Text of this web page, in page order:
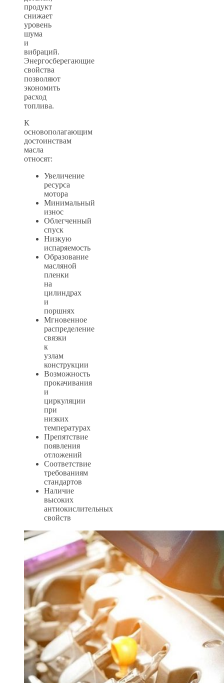
продукт
снижает
уровень
шума
и
вибраций.
Энергосберегающие
свойства
позволяют
экономить
расход
топлива.
К
основополагающим
достоинствам
масла
относят:
Увеличение
ресурса
мотора
Минимальный
износ
Облегченный
спуск
Низкую
испаряемость
Образование
масляной
пленки
на
цилиндрах
и
поршнях
Мгновенное
распределение
связки
к
узлам
конструкции
Возможность
прокачивания
и
циркуляции
при
низких
температурах
Препятствие
появления
отложений
Соответствие
требованиям
стандартов
Наличие
высоких
антиокислительных
свойств